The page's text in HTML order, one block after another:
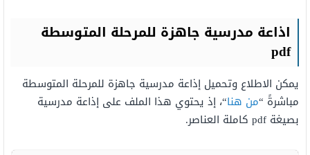
اذاعة مدرسية جاهزة للمرحلة المتوسطة
pdf
يمكن الاطلاع وتحميل إذاعة مدرسية جاهزة للمرحلة المتوسطة
مباشرةً “من هنا“، إذ يحتوي هذا الملف على إذاعة مدرسية
بصيغة pdf كاملة العناصر.